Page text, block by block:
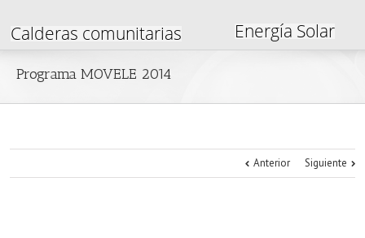
Calderas comunitarias Energía Solar
Programa MOVELE 2014
Anterior Siguiente